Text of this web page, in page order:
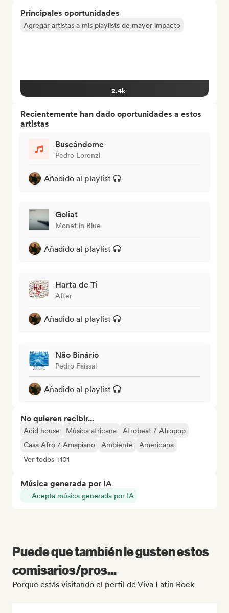
Principales oportunidades
Agregar artistas a mis playlists de mayor impacto
2.4k
Recientemente han dado oportunidades a estos
artistas
Buscándome
Pedro Lorenzi
Añadido al playlist
Goliat
Monet in Blue
Añadido al playlist
Harta de Ti
After
Añadido al playlist
Não Binário
Pedro Faissal
Añadido al playlist
No quieren recibir...
Acid house Música africana
Afrobeat / Afropop
Casa Afro / Amapiano
Ambiente
Americana
Ver todos +101
Música generada por IA
Acepta música generada por IA
Puede que también le gusten estos
comisarios/pros...
Porque estás visitando el perfil de Viva Latin Rock